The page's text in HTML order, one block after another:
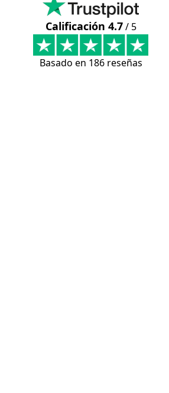
Calificación 4.7/ 5
Basado en 186 reseñas